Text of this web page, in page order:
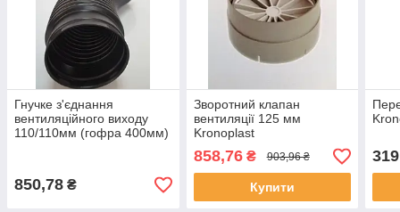
Гнучке з'єднання
вентиляційного виходу
110/110мм (гофра 400мм)
850,78 ₴
Зворотний клапан
вентиляції 125 мм
Kronoplast
858,76₴ 903,96 ₴
Купити